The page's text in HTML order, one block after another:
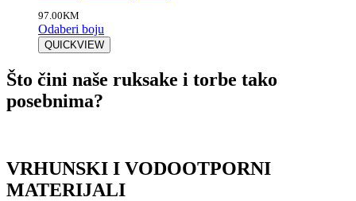
97.00KM
Odaberi boju
QUICKVIEW
Što čini naše ruksake i torbe tako
posebnima?
VRHUNSKI I VODOOTPORNI
MATERIJALI